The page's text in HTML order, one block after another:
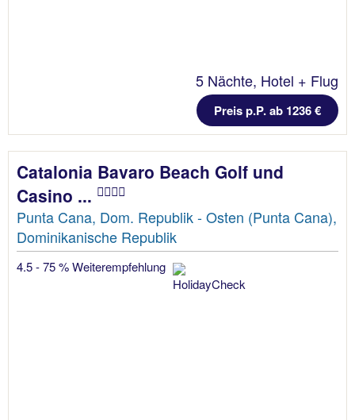
5 Nächte, Hotel + Flug
Preis p.P. ab 1236 €
Catalonia Bavaro Beach Golf und
Casino ...
Punta Cana, Dom. Republik - Osten (Punta Cana),
Dominikanische Republik
4.5 - 75 % Weiterempfehlung